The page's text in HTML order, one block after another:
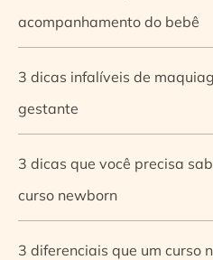
acompanhamento do bebê
3 dicas infalíveis de
gestante
3 dicas que você precisa
curso newborn
3 diferenciais que um curso